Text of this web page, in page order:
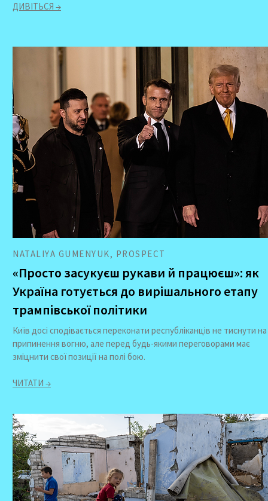
ДИВІТЬСЯ →
NATALIYA GUMENYUK, PROSPECT
«Просто засукуєш рукави й працюєш»: як
Україна готується до вирішального етапу
трампівської політики
Київ досі сподівається переконати республіканців не тиснути на
припинення вогню, але перед будь-якими переговорами має
зміцнити свої позиції на полі бою.
ЧИТАТИ →